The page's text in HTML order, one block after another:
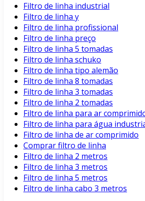
Filtro de linha industrial
Filtro de linha y
Filtro de linha profissional
Filtro de linha preço
Filtro de linha 5 tomadas
Filtro de linha schuko
Filtro de linha tipo alemão
Filtro de linha 8 tomadas
Filtro de linha 3 tomadas
Filtro de linha 2 tomadas
Filtro de linha para ar
Filtro de linha para água
Filtro de linha de ar comprimido
Comprar filtro de linha
Filtro de linha 2 metros
Filtro de linha 3 metros
Filtro de linha 5 metros
Filtro de linha cabo 3 metros